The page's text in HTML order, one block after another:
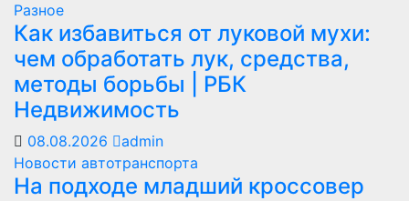
Разное
Как избавиться от луковой мухи:
чем обработать лук, средства,
методы борьбы | РБК
Недвижимость
08.08.2026
admin
Новости автотранспорта
На подходе младший кроссовер